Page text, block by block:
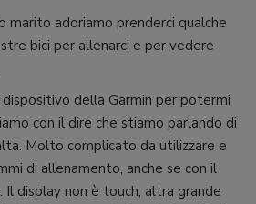
marito adoriamo prenderci qualche
bici per allenarci e per vedere
della Garmin per potermi
con il dire che stiamo parlando di
Molto complicato da utilizzare e
di allenamento, anche se con il
display non è touch, altra grande